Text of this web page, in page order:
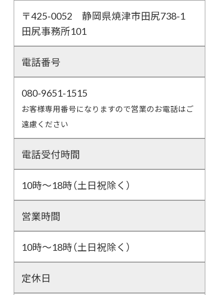
〒425-0052 静岡県焼津市田尻738-1
田尻事務所101
電話番号
080-9651-1515
お客様専用番号になりますので営業のお電話はご
遠慮ください
電話受付時間
10時～18時（土日祝除く）
営業時間
10時～18時（土日祝除く）
定休日